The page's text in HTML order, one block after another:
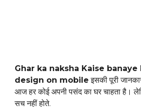
Ghar ka naksha Kaise
design on mobile इसकी पूरी
आज हर कोई अपनी पसंद का घर चाहता है।
सच नहीं होते.